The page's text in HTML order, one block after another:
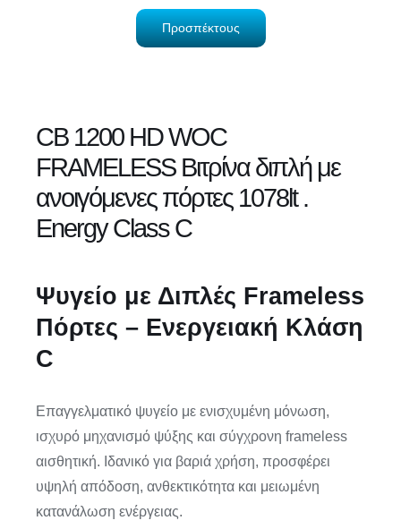
Προσπέκτους
CB 1200 HD WOC
FRAMELESS Βιτρίνα διπλή με
ανοιγόμενες πόρτες 1078lt .
Energy Class C
Ψυγείο με Διπλές Frameless
Πόρτες – Ενεργειακή Κλάση
C
Επαγγελματικό ψυγείο με ενισχυμένη μόνωση,
ισχυρό μηχανισμό ψύξης και σύγχρονη frameless
αισθητική. Ιδανικό για βαριά χρήση, προσφέρει
υψηλή απόδοση, ανθεκτικότητα και μειωμένη
κατανάλωση ενέργειας.